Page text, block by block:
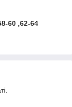
60 ,62-64